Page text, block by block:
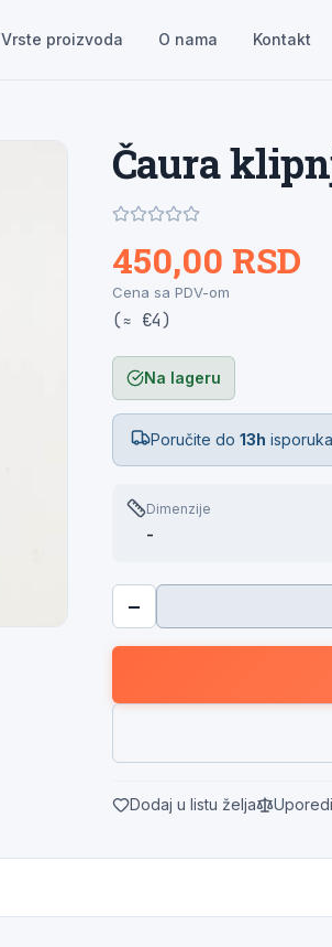
Vrste proizvoda O nama Kontakt
Čaura
450,00 RSD
Cena sa PDV-om
(≈ €4)
Na lageru
Poručite do 13h
Dimenzije
-
−
Dodaj u listu želja